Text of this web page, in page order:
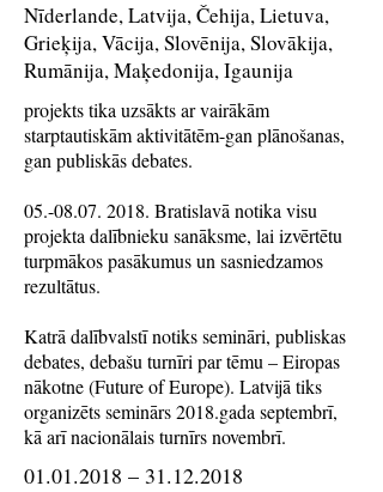
Nīderlande, Latvija, Čehija, Lietuva,
Grieķija, Vācija, Slovēnija, Slovākija,
Rumānija, Maķedonija, Igaunija
projekts tika uzsākts ar vairākām
starptautiskām aktivitātēm-gan plānošanas,
gan publiskās debates.
05.-08.07. 2018. Bratislavā notika visu
projekta dalībnieku sanāksme, lai izvērtētu
turpmākos pasākumus un sasniedzamos
rezultātus.
Katrā dalībvalstī notiks semināri, publiskas
debates, debašu turnīri par tēmu – Eiropas
nākotne (Future of Europe). Latvijā tiks
organizēts seminārs 2018.gada septembrī,
kā arī nacionālais turnīrs novembrī.
01.01.2018 – 31.12.2018